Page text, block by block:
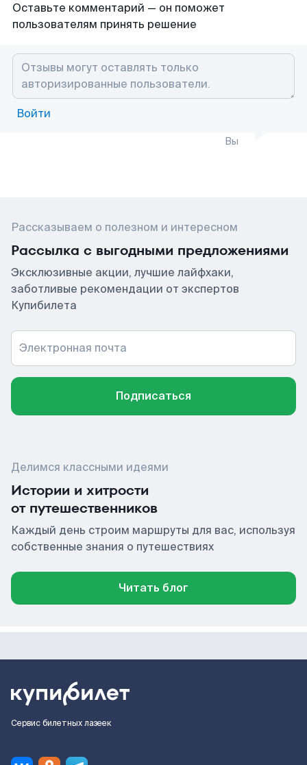
Оставьте комментарий — он поможет
пользователям принять решение
Войти
Вы
Рассказываем о полезном и интересном
Рассылка с выгодными предложениями
Эксклюзивные акции, лучшие лайфхаки,
заботливые рекомендации от экспертов
Купибилета
Электронная почта
Подписаться
Делимся классными идеями
Истории и хитрости
от путешественников
Каждый день строим маршруты для вас, используя
собственные знания о путешествиях
Читать блог
Сервис билетных лазеек